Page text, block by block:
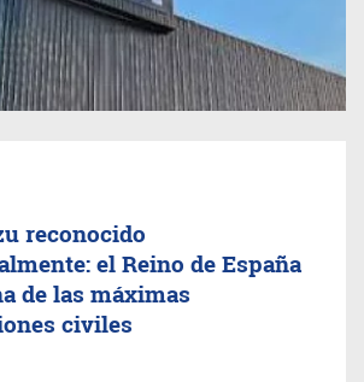
reconocido
el Reino de España
de las máximas
civiles